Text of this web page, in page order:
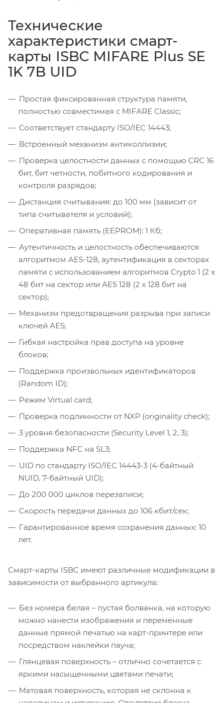
Технические
характеристики смарт-
карты ISBC MIFARE Plus SE
1K 7B UID
Простая фиксированная структура памяти,
полностью совместимая с MIFARE Classic;
Соответствует стандарту ISO/IEC 14443;
Встроенный механизм антиколлизии;
Проверка целостности данных с помощью CRC 16
бит, бит четности, побитного кодирования и
контроля разрядов;
Дистанция считывания: до 100 мм (зависит от
типа считывателя и условий);
Оперативная память (EEPROM): 1 Кб;
Аутентичность и целостность обеспечиваются
алгоритмом AES-128, аутентификация в секторах
памяти с использованием алгоритмов Crypto 1 (2 x
48 бит на сектор или AES 128 (2 x 128 бит на
сектор);
Механизм предотвращения разрыва при записи
ключей AES;
Гибкая настройка прав доступа на уровне
блоков;
Поддержка произвольных идентификаторов
(Random ID);
Режим Virtual card;
Проверка подлинности от NXP (originality check);
3 уровня безопасности (Security Level 1, 2, 3);
Поддержка NFC на SL3;
UID по стандарту ISO/IEC 14443-3 (4-байтный
NUID, 7-байтный UID);
До 200 000 циклов перезаписи;
Скорость передачи данных до 106 кбит/сек;
Гарантированное время сохранения данных: 10
лет.
Смарт-карты ISBC имеют различные модификации в
зависимости от выбранного артикула:
Без номера белая – пустая болванка, на которую
можно нанести изображения и переменные
данные прямой печатью на карт-принтере или
посредством наклейки пауча;
Глянцевая поверхность – отлично сочетается с
яркими насыщенными цветами печати;
Матовая поверхность, которая не склонна к